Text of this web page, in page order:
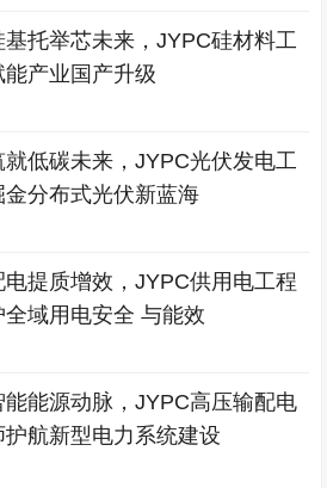
基托举芯未来，JYPC硅材料工
能产业国产升级
就低碳未来，JYPC光伏发电工
金分布式光伏新蓝海
电提质增效，JYPC供用电工程
全域用电安全 与能效
能能源动脉，JYPC高压输配电
护航新型电力系统建设